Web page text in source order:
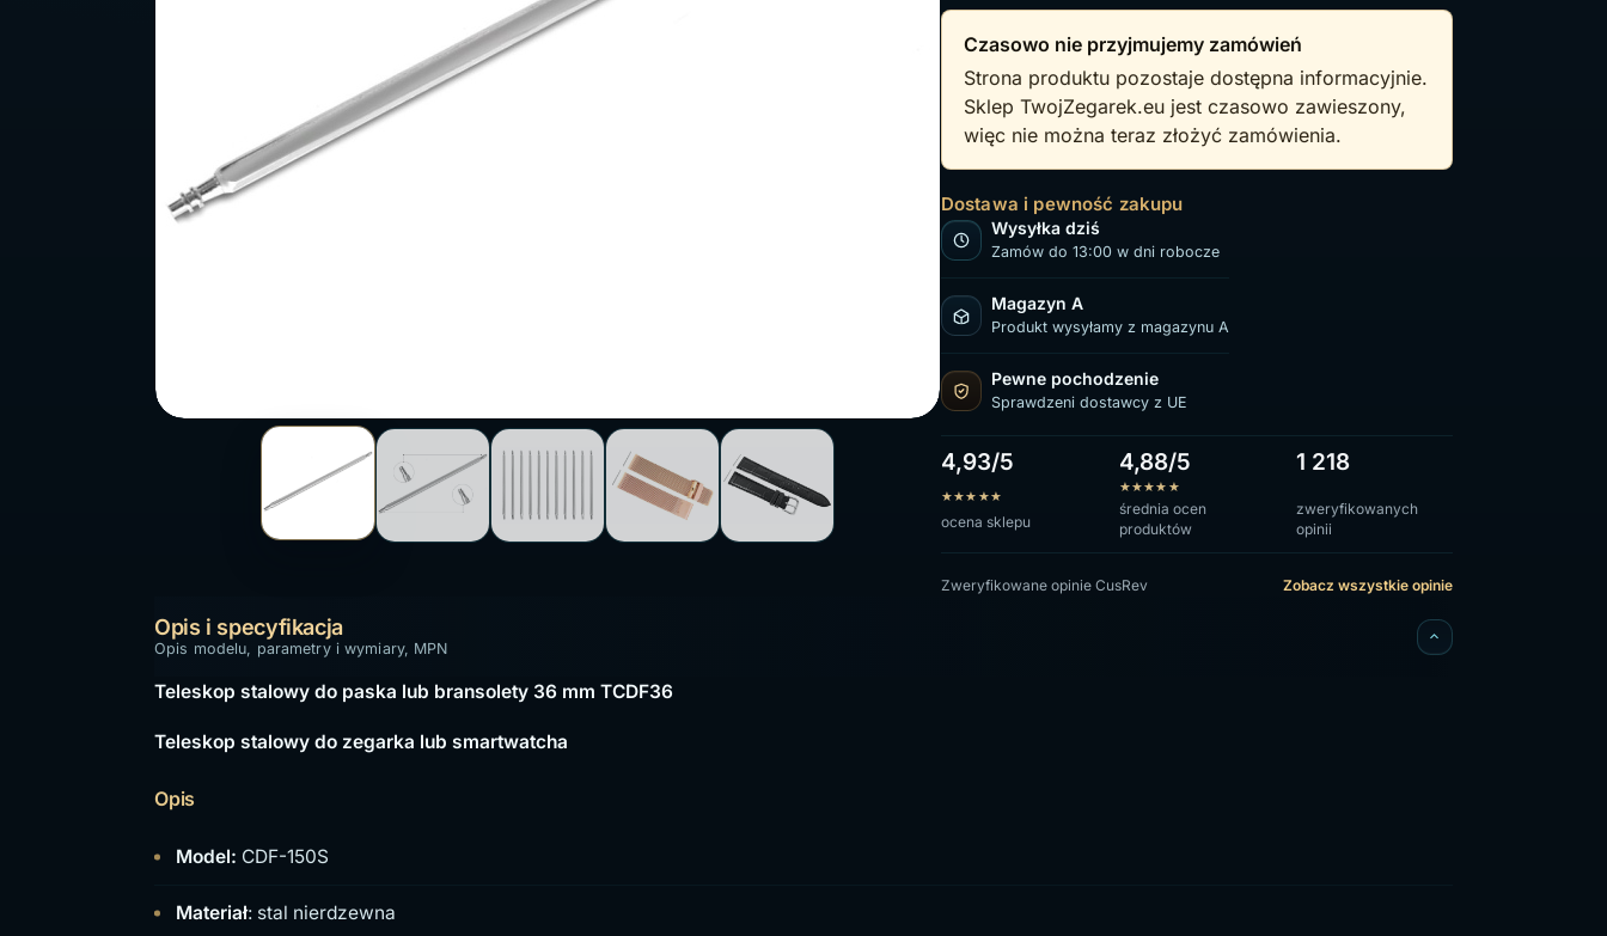
Czasowo nie przyjmujemy zamówień
Strona produktu pozostaje dostępna informacyjnie.
Sklep TwojZegarek.eu jest czasowo zawieszony,
więc nie można teraz złożyć zamówienia.
Dostawa i pewność zakupu
Wysyłka dziś
Zamów do 13:00 w dni robocze
Magazyn A
Produkt wysyłamy z magazynu A
Pewne pochodzenie
Sprawdzeni dostawcy z UE
4,93/5
★★★ ★★
ocena sklepu
4,88/5
★★★★ ★
średnia ocen
produktów
1 218
zweryfikowanych
opinii
Zweryfikowane opinie CusRev Zobacz wszystkie opinie
Opis i specyfikacja
Opis modelu, parametry i wymiary, MPN
Teleskop stalowy do paska lub bransolety 36 mm TCDF36
Teleskop stalowy do zegarka lub smartwatcha
Opis
Model: CDF-150S
Materiał: stal nierdzewna